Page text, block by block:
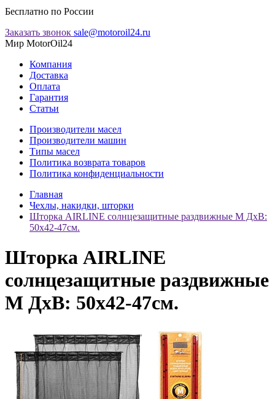
Бесплатно по России
Заказать звонок sale@motoroil24.ru
Мир MotorOil24
Компания
Доставка
Оплата
Гарантия
Статьи
Производители масел
Производители машин
Типы масел
Политика возврата товаров
Политика конфиденциальности
Главная
Чехлы, накидки, шторки
Шторка AIRLINE солнцезащитные раздвижные M ДхВ:
50х42-47см.
Шторка AIRLINE
солнцезащитные раздвижные
M ДхВ: 50х42-47см.